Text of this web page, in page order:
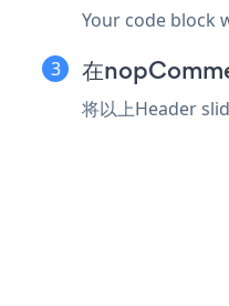
Your code block
在
将以上Header